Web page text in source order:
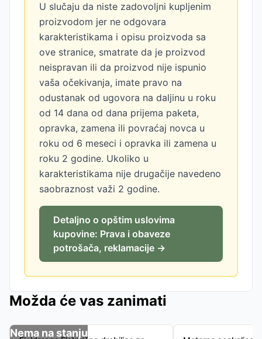
U slučaju da niste zadovoljni kupljenim
proizvodom jer ne odgovara
karakteristikama i opisu proizvoda sa
ove stranice, smatrate da je proizvod
neispravan ili da proizvod nije ispunio
vaša očekivanja, imate pravo na
odustanak od ugovora na daljinu u roku
od 14 dana od dana prijema paketa,
opravka, zamena ili povraćaj novca u
roku od 6 meseci i opravka ili zamena u
roku 2 godine. Ukoliko u
karakteristikama nije drugačije navedeno
saobraznost važi 2 godine.
Detaljno o opštim uslovima
kupovine: Prava i obaveze
potrošača, reklamacije →
Možda će vas zanimati
Nema na stanju